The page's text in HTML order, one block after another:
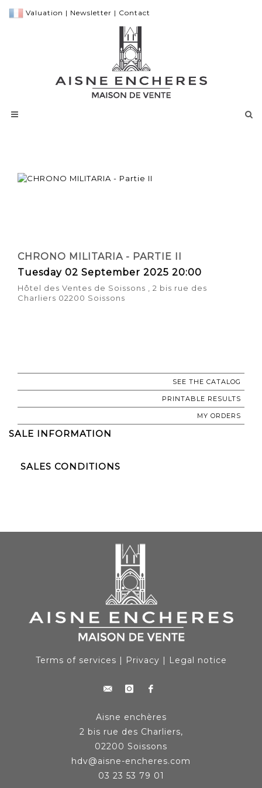
Valuation | Newsletter | Contact
CHRONO MILITARIA - PARTIE II
Tuesday 02 September 2025 20:00
Hôtel des Ventes de Soissons , 2 bis rue des
Charliers 02200 Soissons
SEE THE CATALOG
PRINTABLE RESULTS
MY ORDERS
SALE INFORMATION
SALES CONDITIONS
Terms of services Privacy Legal notice
Aisne enchères
2 bis rue des Charliers,
02200 Soissons
hdv@aisne-encheres.com
03 23 53 79 01